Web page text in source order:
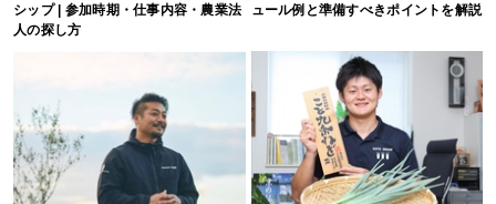
シップ | 参加時期・仕事内容・農業法
人の探し方
ュール例と準備すべきポイントを解説